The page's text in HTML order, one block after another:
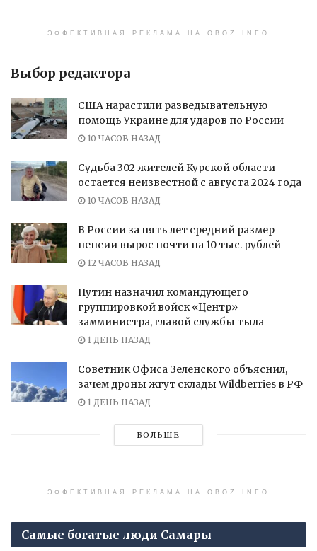
ЭФФЕКТИВНАЯ РЕКЛАМА НА OBOZ.INFO
Выбор редактора
США нарастили разведывательную
помощь Украине для ударов по России
10 ЧАСОВ НАЗАД
Судьба 302 жителей Курской области
остается неизвестной с августа 2024 года
10 ЧАСОВ НАЗАД
В России за пять лет средний размер
пенсии вырос почти на 10 тыс. рублей
12 ЧАСОВ НАЗАД
Путин назначил командующего
группировкой войск «Центр»
замминистра, главой службы тыла
1 ДЕНЬ НАЗАД
Советник Офиса Зеленского объяснил,
зачем дроны жгут склады Wildberries в РФ
1 ДЕНЬ НАЗАД
БОЛЬШЕ
ЭФФЕКТИВНАЯ РЕКЛАМА НА OBOZ.INFO
Самые богатые люди Самары